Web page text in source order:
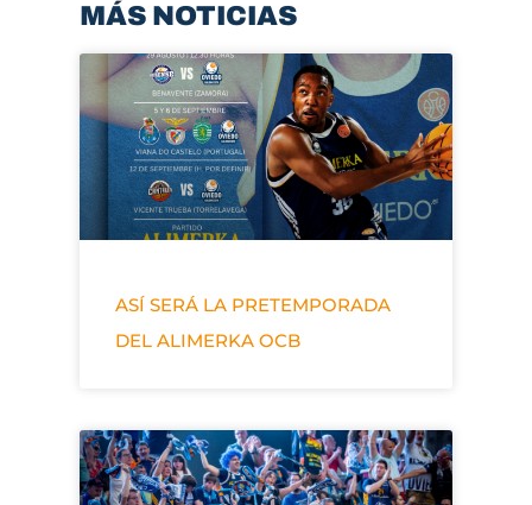
MÁS NOTICIAS
ASÍ SERÁ LA PRETEMPORADA
DEL ALIMERKA OCB